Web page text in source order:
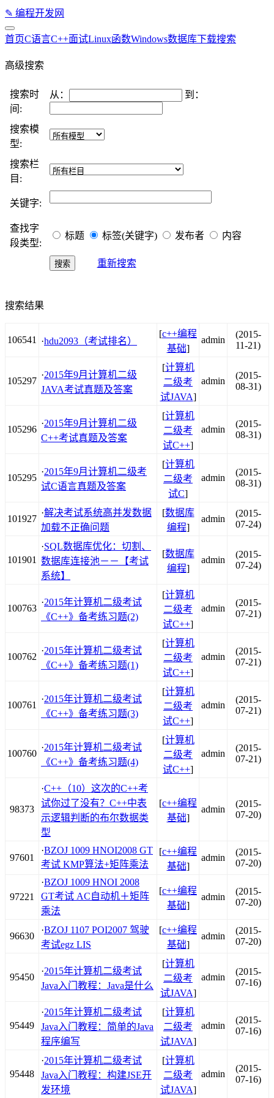
✎ 编程开发网
首页C语言C++面试Linux函数Windows数据库下载搜索
高级搜索
搜索时
间:
从： 到：
搜索模
型:
搜索栏
目:
关键字:
查找字
段类型:
标题 标签(关键字) 发布者 内容
重新搜索
搜索结果
106541 ·hdu2093（考试排名）
[c++编程
基础]
admin
(2015-
11-21)
105297
·2015年9月计算机二级
JAVA考试真题及答案
[计算机
二级考
试JAVA]
admin
(2015-
08-31)
105296
·2015年9月计算机二级
C++考试真题及答案
[计算机
二级考
试C++]
admin
(2015-
08-31)
105295
·2015年9月计算机二级考
试C语言真题及答案
[计算机
二级考
试C]
admin
(2015-
08-31)
101927
·解决考试系统高并发数据
加载不正确问题
[数据库
编程]
admin
(2015-
07-24)
101901
·SQL数据库优化：切割、
数据库连接池－－【考试
系统】
[数据库
编程]
admin
(2015-
07-24)
100763
·2015年计算机二级考试
《C++》备考练习题(2)
[计算机
二级考
试C++]
admin
(2015-
07-21)
100762
·2015年计算机二级考试
《C++》备考练习题(1)
[计算机
二级考
试C++]
admin
(2015-
07-21)
100761
·2015年计算机二级考试
《C++》备考练习题(3)
[计算机
二级考
试C++]
admin
(2015-
07-21)
100760
·2015年计算机二级考试
《C++》备考练习题(4)
[计算机
二级考
试C++]
admin
(2015-
07-21)
98373
·C++（10）这次的C++考
试你过了没有？C++中表
示逻辑判断的布尔数据类
型
[c++编程
基础]
admin
(2015-
07-20)
97601
·BZOJ 1009 HNOI2008 GT
考试 KMP算法+矩阵乘法
[c++编程
基础]
admin
(2015-
07-20)
97221
·BZOJ 1009 HNOI 2008
GT考试 AC自动机＋矩阵
乘法
[c++编程
基础]
admin
(2015-
07-20)
96630
·BZOJ 1107 POI2007 驾驶
考试egz LIS
[c++编程
基础]
admin
(2015-
07-20)
95450
·2015年计算机二级考试
Java入门教程：Java是什么
[计算机
二级考
试JAVA]
admin
(2015-
07-16)
95449
·2015年计算机二级考试
Java入门教程：简单的Java
程序编写
[计算机
二级考
试JAVA]
admin
(2015-
07-16)
95448
·2015年计算机二级考试
Java入门教程：构建JSE开
发环境
[计算机
二级考
试JAVA]
admin
(2015-
07-16)